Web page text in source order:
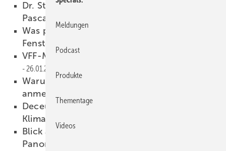
Dr. Stephan Kranz verlässt Saint-Gobain,
Pascal Decker wird Nachfolger
Was passiert in den nächsten Jahren in der
Fensterbranche?
VFF-Merkblatt zum GEG jetzt angepasst
26.01.2023
Warum Sie sich jetzt zum VFF-Kongress
anmelden sollten
Deceuninck investiert 120 Mio. Euro für den
Klimaschutz
Blick auf die Alpen – SageGlass für den
Panoramasaal
Meldungen
Podcast
Produkte
Thementage
Videos